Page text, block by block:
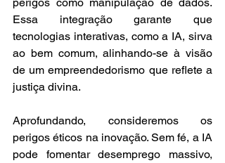
Essa integração garante que
tecnologias interativas, como a IA, sirva
ao bem comum, alinhando-se à visão
de um empreendedorismo que reflete a
justiça divina.
Aprofundando, consideremos os
perigos éticos na inovação. Sem fé, a IA
pode fomentar desemprego massivo,